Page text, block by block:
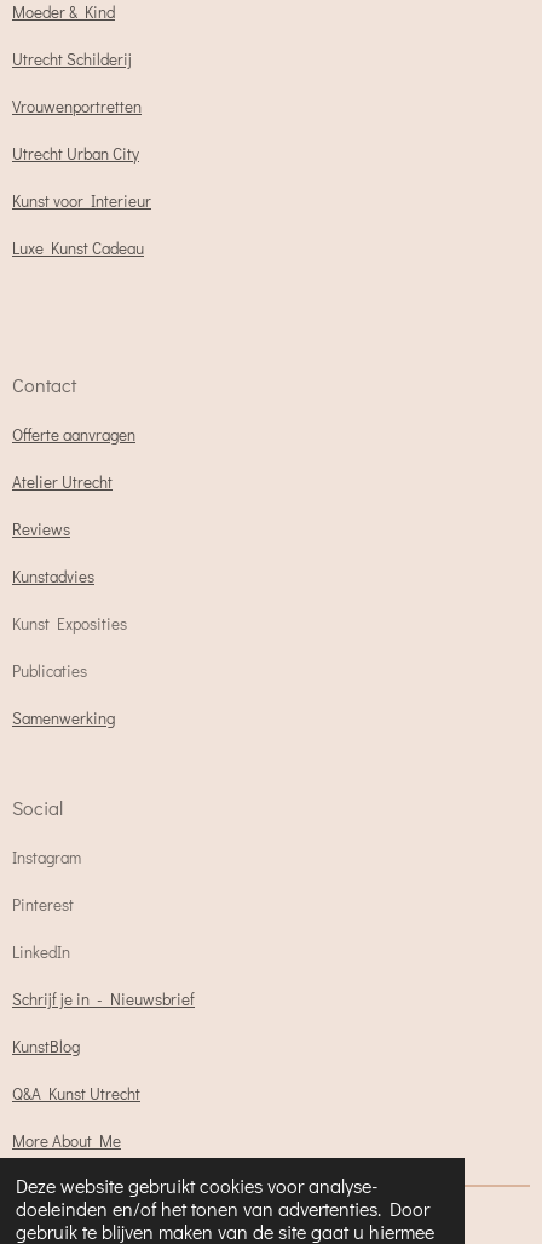
Deze website gebruikt cookies voor analyse-
doeleinden en/of het tonen van advertenties. Door
gebruik te blijven maken van de site gaat u hiermee
Moeder & Kind
Utrecht Schilderij
Vrouwenportretten
Utrecht Urban City
Kunst voor Interieur
Luxe Kunst Cadeau
Contact
Offerte aanvragen
Atelier Utrecht
Reviews
Kunstadvies
Kunst Exposities
Publicaties
Samenwerking
Social
Instagram
Pinterest
LinkedIn
Schrijf je in - Nieuwsbrief
KunstBlog
Q&A Kunst Utrecht
More About Me
Powered byJouwWeb